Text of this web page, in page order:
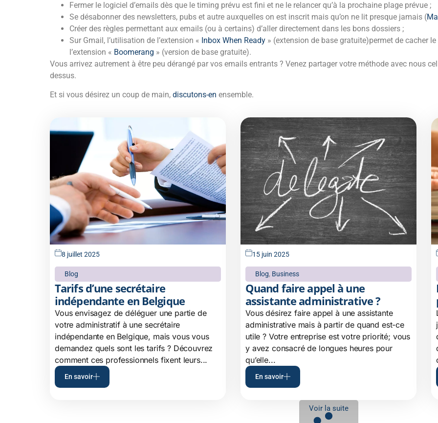
Fermer le logiciel d’emails dès que le timing prévu est fini et ne le relancer qu’à la prochaine plage prévue ;
Se désabonner des newsletters, pubs et autre auxquelles on est inscrit mais qu’on ne lit presque jamais (
Créer des règles permettant aux emails (ou à certains) d’aller directement dans les bons dossiers ;
Sur Gmail, l’utilisation de l’extension « Inbox When Ready » (extension de base gratuite)permet de cacher
l’extension « Boomerang » (version de base gratuite).
Vous arrivez autrement à être peu dérangé par vos emails entrants ? Venez partager votre méthode avec nous
dessus.
Et si vous désirez un coup de main, discutons-en ensemble.
8 juillet 2025
Blog
Tarifs d’une secrétaire
indépendante en Belgique
Vous envisagez de déléguer une partie de
votre administratif à une secrétaire
indépendante en Belgique, mais vous vous
demandez quels sont les tarifs ? Découvrez
comment ces professionnels fixent leurs...
En savoir
15 juin 2025
Blog, Business
Quand faire appel à une
assistante administrative ?
Vous désirez faire appel à une assistante
administrative mais à partir de quand est-ce
utile ? Votre entreprise est votre priorité; vous
y avez consacré de longues heures pour
qu’elle...
En savoir
Voir la suite